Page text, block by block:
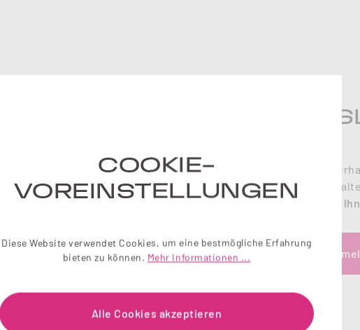
Einfach
liebevoll
Wir schenken
Jetzt
COOKIE-
VOREINSTELLUNGEN
Diese Website verwendet Cookies, um eine bestmögliche Erfahrung
bieten zu können. Mehr Informationen ...
Alle Cookies akzeptieren